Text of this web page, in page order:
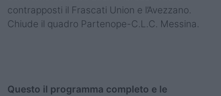
contrapposti il Frascati Union e l’Avezzano.
Chiude il quadro Partenope-C.L.C. Messina.
Questo il programma completo e le